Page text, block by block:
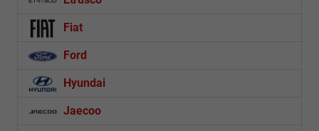
Fiat
Ford
Hyundai
Jaecoo